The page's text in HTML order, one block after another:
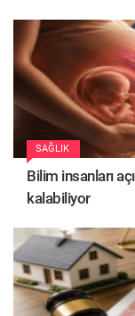
SAĞLIK
Bilim insanları
kalabiliyor